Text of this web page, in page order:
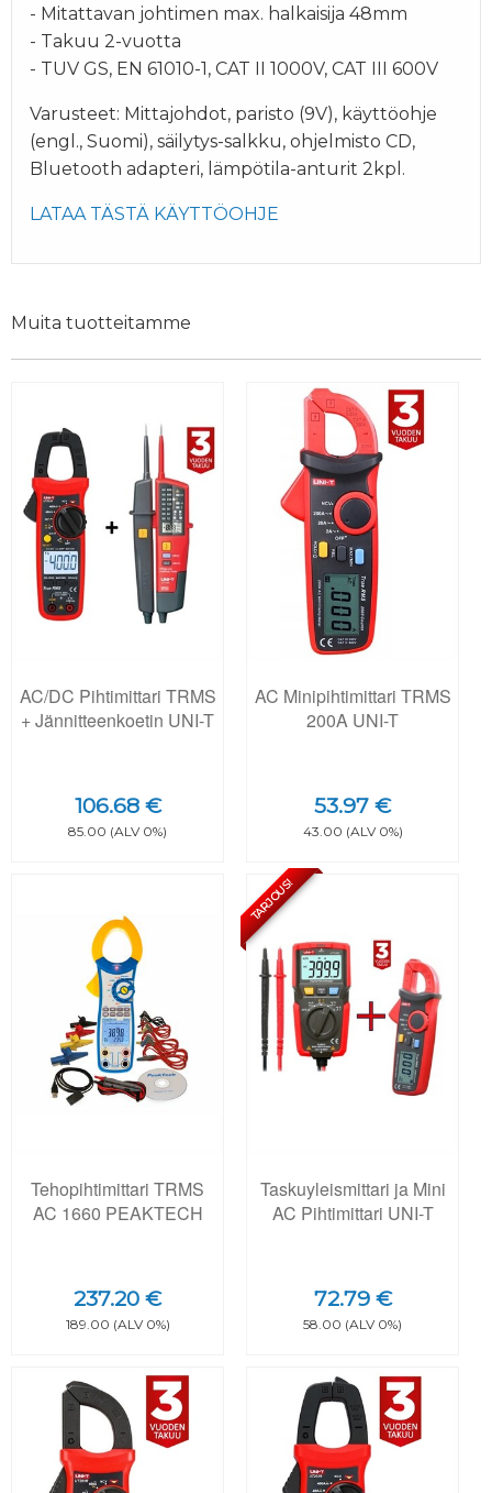
- Mitattavan johtimen max. halkaisija 48mm
- Takuu 2-vuotta
- TUV GS, EN 61010-1, CAT II 1000V, CAT III 600V
Varusteet: Mittajohdot, paristo (9V), käyttöohje
(engl., Suomi), säilytys-salkku, ohjelmisto CD,
Bluetooth adapteri, lämpötila-anturit 2kpl.
LATAA TÄSTÄ KÄYTTÖOHJE
Muita tuotteitamme
AC/DC Pihtimittari TRMS
+ Jännitteenkoetin UNI-T
106.68 €
85.00 (ALV 0%)
AC Minipihtimittari TRMS
200A UNI-T
53.97 €
43.00 (ALV 0%)
Tehopihtimittari TRMS
AC 1660 PEAKTECH
237.20 €
189.00 (ALV 0%)
TARJOUS!
Taskuyleismittari ja Mini
AC Pihtimittari UNI-T
72.79 €
58.00 (ALV 0%)